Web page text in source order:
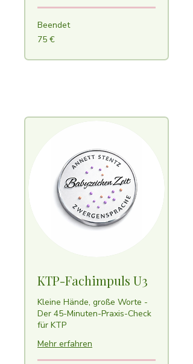
Beendet
75
Euro
75 €
KTP-Fachimpuls U3
Kleine Hände, große Worte -
Der 45-Minuten-Praxis-Check
für KTP
Mehr erfahren